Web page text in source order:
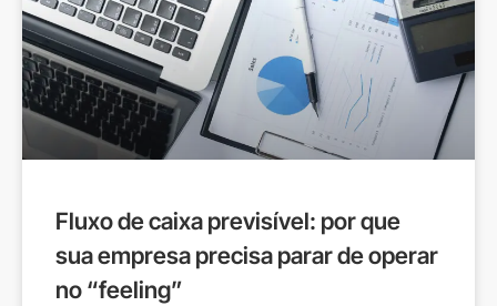
Fluxo de caixa previsível: por que
sua empresa precisa parar de operar
no “feeling”